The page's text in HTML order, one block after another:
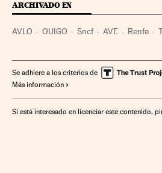
ARCHIVADO EN
AVLO OUIGO Sncf AVE Renfe
Empresas Transporte
Se adhiere a los criterios de
Más información
Si está interesado en licenciar este contenido,